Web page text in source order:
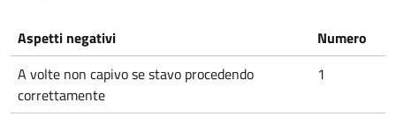
Aspetti negativi
Numero
A volte non capivo se stavo procedendo
correttamente
1